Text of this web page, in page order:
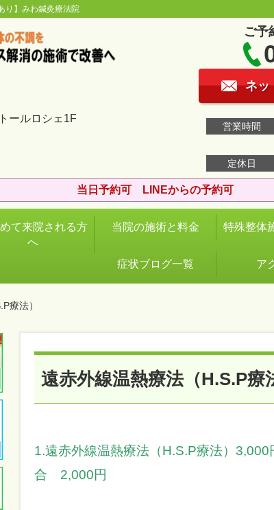
り】みわ鍼灸療法院
ールロシェ1F
ご予
ネッ
営業時間
定休日
当日予約可 LINEからの予約可
て来院される方
へ
当院の施術と料金 特殊整体
症状ブログ一覧 ア
療法）
遠赤外線温熱療法（H.S.P療
1.遠赤外線温熱療法（H.S.P療法）
合 2,000円